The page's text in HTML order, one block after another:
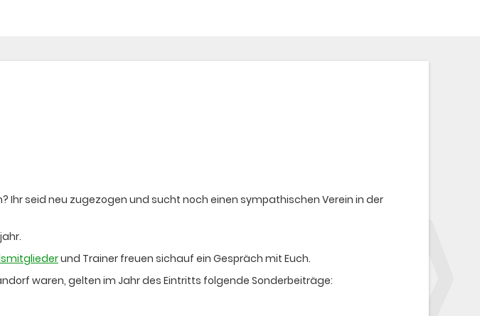
Ihr seid neu zugezogen und sucht noch einen sympathischen Verein in der
und Trainer freuen sichauf ein Gespräch mit Euch.
waren, gelten im Jahr des Eintritts folgende Sonderbeiträge: